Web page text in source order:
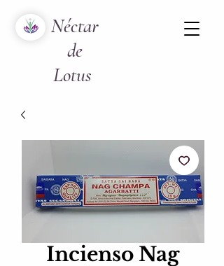
Néctar
de
Lotus
Incienso Nag